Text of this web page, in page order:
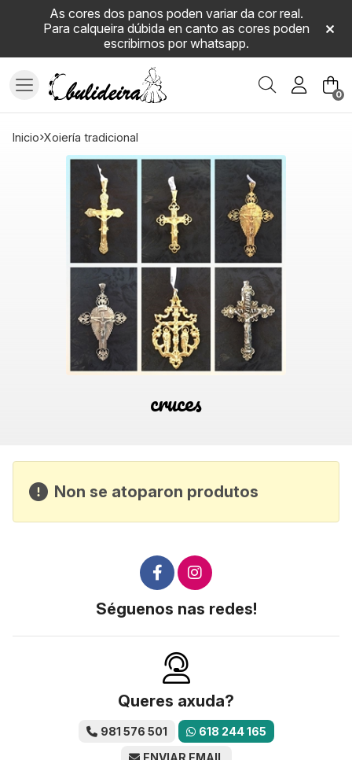
As cores dos panos poden variar da cor real.
Para calqueira dúbida en canto as cores poden
escribirnos por whatsapp.
Buscar 0
inicio xoiería tradicional
cruces
Non se atoparon produtos
Séguenos nas redes!
Queres axuda?
981 576 501
618 244 165
ENVIAR EMAIL